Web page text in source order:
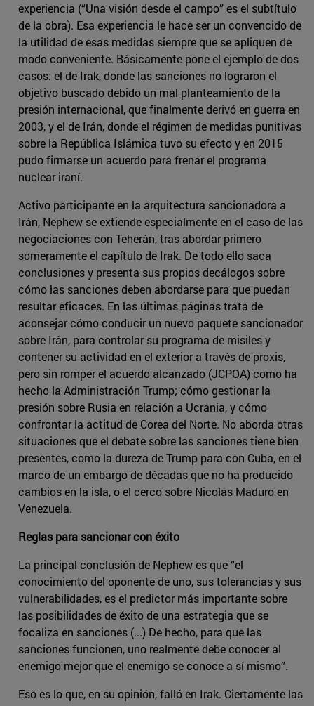
experiencia (“Una visión desde el campo” es el subtítulo
de la obra). Esa experiencia le hace ser un convencido de
la utilidad de esas medidas siempre que se apliquen de
modo conveniente. Básicamente pone el ejemplo de dos
casos: el de Irak, donde las sanciones no lograron el
objetivo buscado debido un mal planteamiento de la
presión internacional, que finalmente derivó en guerra en
2003, y el de Irán, donde el régimen de medidas punitivas
sobre la República Islámica tuvo su efecto y en 2015
pudo firmarse un acuerdo para frenar el programa
nuclear iraní.
Activo participante en la arquitectura sancionadora a
Irán, Nephew se extiende especialmente en el caso de las
negociaciones con Teherán, tras abordar primero
someramente el capítulo de Irak. De todo ello saca
conclusiones y presenta sus propios decálogos sobre
cómo las sanciones deben abordarse para que puedan
resultar eficaces. En las últimas páginas trata de
aconsejar cómo conducir un nuevo paquete sancionador
sobre Irán, para controlar su programa de misiles y
contener su actividad en el exterior a través de proxis,
pero sin romper el acuerdo alcanzado (JCPOA) como ha
hecho la Administración Trump; cómo gestionar la
presión sobre Rusia en relación a Ucrania, y cómo
confrontar la actitud de Corea del Norte. No aborda otras
situaciones que el debate sobre las sanciones tiene bien
presentes, como la dureza de Trump para con Cuba, en el
marco de un embargo de décadas que no ha producido
cambios en la isla, o el cerco sobre Nicolás Maduro en
Venezuela.
Reglas para sancionar con éxito
La principal conclusión de Nephew es que “el
conocimiento del oponente de uno, sus tolerancias y sus
vulnerabilidades, es el predictor más importante sobre
las posibilidades de éxito de una estrategia que se
focaliza en sanciones (...) De hecho, para que las
sanciones funcionen, uno realmente debe conocer al
enemigo mejor que el enemigo se conoce a sí mismo”.
Eso es lo que, en su opinión, falló en Irak. Ciertamente las